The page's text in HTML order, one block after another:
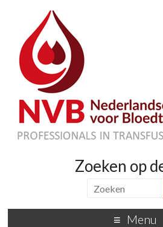
Zoeken op
Menu